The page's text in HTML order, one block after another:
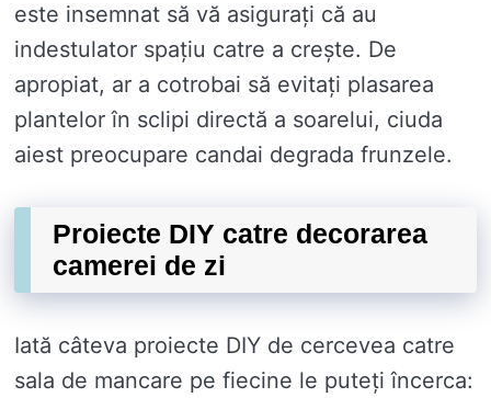
este insemnat să vă asigurați că au
indestulator spațiu catre a crește. De
apropiat, ar a cotrobai să evitați plasarea
plantelor în sclipi directă a soarelui, ciuda
aiest preocupare candai degrada frunzele.
Proiecte DIY catre decorarea
camerei de zi
Iată câteva proiecte DIY de cercevea catre
sala de mancare pe fiecine le puteți încerca: